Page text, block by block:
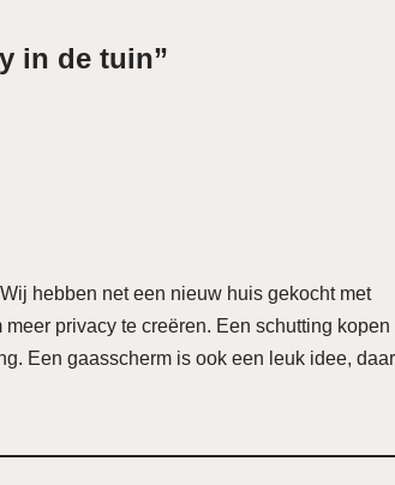
in de tuin”
hebben net een nieuw huis gekocht met
privacy te creëren. Een schutting kopen
Een gaasscherm is ook een leuk idee, daar